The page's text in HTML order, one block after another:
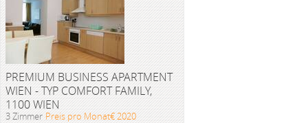
PREMIUM BUSINESS APARTMENT
WIEN - TYP COMFORT FAMILY,
1100 WIEN
3 Zimmer Preis pro Monat€ 2020